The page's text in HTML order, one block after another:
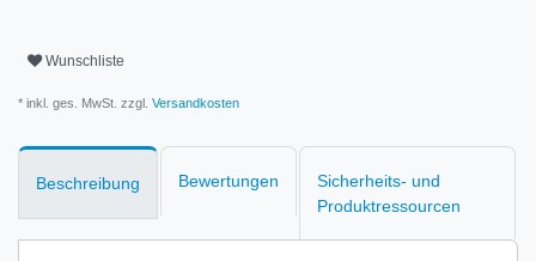
Wunschliste
* inkl. ges. MwSt. zzgl. Versandkosten
Beschreibung Bewertungen
Sicherheits- und
Produktressourcen